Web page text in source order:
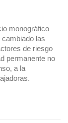
monográfico
las
de riesgo
permanente no
a la